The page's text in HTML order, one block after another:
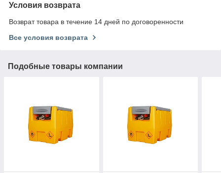
Условия возврата
Возврат товара в течение 14 дней по договоренности
Все условия возврата
Подобные товары компании